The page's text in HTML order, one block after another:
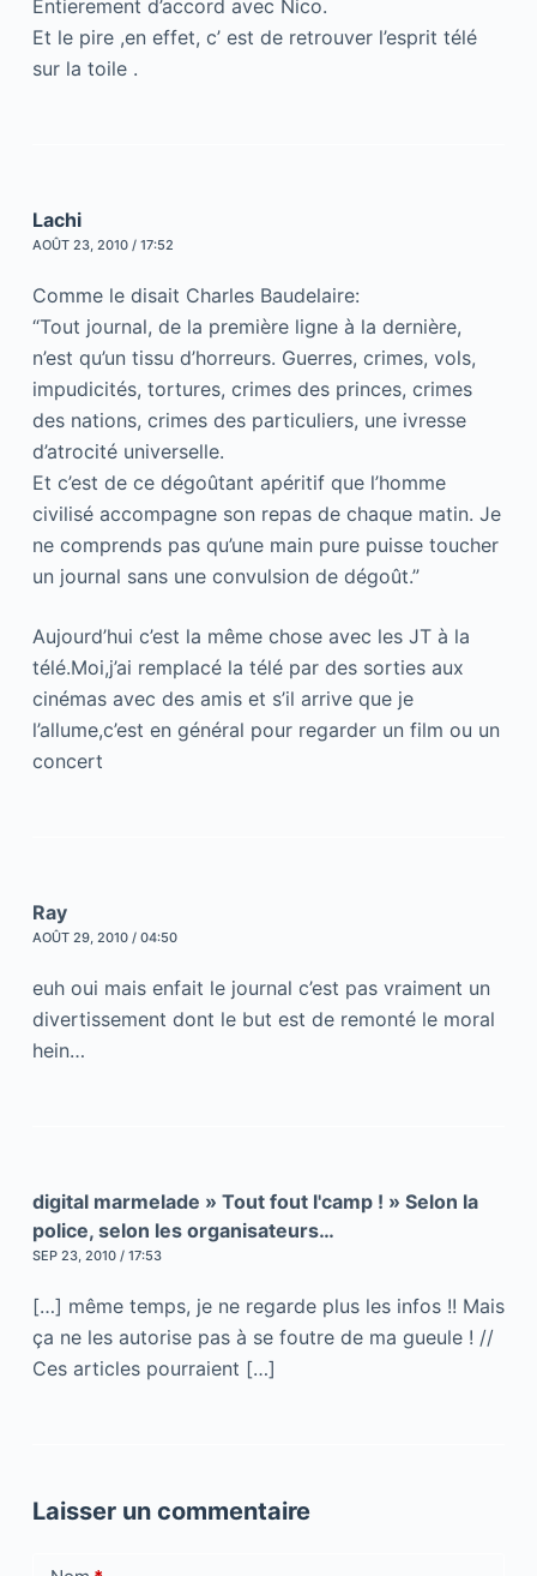
Entierement d’accord avec Nico.
Et le pire ,en effet, c’ est de retrouver l’esprit télé
sur la toile .
Lachi
AOÛT 23, 2010 / 17:52
Comme le disait Charles Baudelaire:
“Tout journal, de la première ligne à la dernière,
n’est qu’un tissu d’horreurs. Guerres, crimes, vols,
impudicités, tortures, crimes des princes, crimes
des nations, crimes des particuliers, une ivresse
d’atrocité universelle.
Et c’est de ce dégoûtant apéritif que l’homme
civilisé accompagne son repas de chaque matin. Je
ne comprends pas qu’une main pure puisse toucher
un journal sans une convulsion de dégoût.”
Aujourd’hui c’est la même chose avec les JT à la
télé.Moi,j’ai remplacé la télé par des sorties aux
cinémas avec des amis et s’il arrive que je
l’allume,c’est en général pour regarder un film ou un
concert
Ray
AOÛT 29, 2010 / 04:50
euh oui mais enfait le journal c’est pas vraiment un
divertissement dont le but est de remonté le moral
hein…
digital marmelade » Tout fout l'camp ! » Selon la
police, selon les organisateurs…
SEP 23, 2010 / 17:53
[…] même temps, je ne regarde plus les infos !! Mais
ça ne les autorise pas à se foutre de ma gueule ! //
Ces articles pourraient […]
Laisser un commentaire